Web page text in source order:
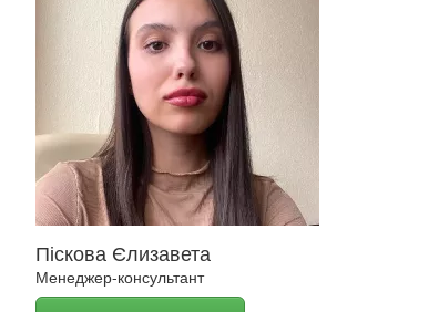
Піскова Єлизавета
Менеджер-консультант